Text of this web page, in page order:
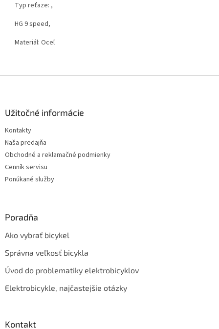
Typ reťaze: ,
HG 9 speed,
Materiál: Oceľ
Užitočné informácie
Kontakty
Naša predajňa
Obchodné a reklamačné podmienky
Cenník servisu
Ponúkané služby
Poradňa
Ako vybrať bicykel
Správna veľkosť bicykla
Úvod do problematiky elektrobicyklov
Elektrobicykle, najčastejšie otázky
Kontakt